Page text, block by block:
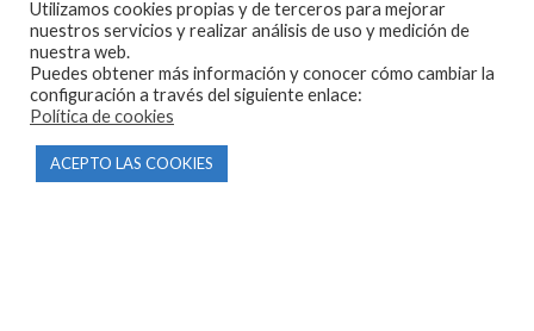
Síguenos en Instagram
NAVEGACIÓN
Utilizamos cookies propias y de terceros para mejorar
nuestros servicios y realizar análisis de uso y medición de
nuestra web.
Puedes obtener más información y conocer cómo cambiar la
configuración a través del siguiente enlace:
Política de cookies
ACEPTO LAS COOKIES